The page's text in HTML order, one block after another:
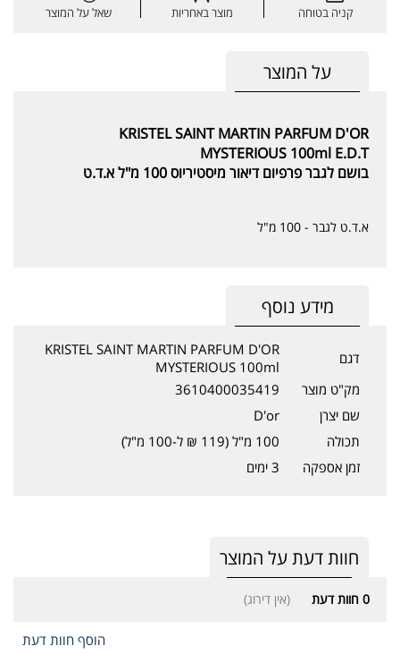
קניה בטוחה מוצר באחריות שאל על המוצר
על המוצר
KRISTEL SAINT MARTIN PARFUM D'OR
MYSTERIOUS 100ml E.D.T
בושם לגבר פרפיום דיאור מיסטיריוס 100 מ"ל א.ד.ט
א.ד.ט לגבר - 100 מ"ל
מידע נוסף
דגם
KRISTEL SAINT MARTIN PARFUM D'OR
MYSTERIOUS 100ml
מק"ט מוצר
3610400035419
שם יצרן
D'or
תכולה
100 מ"ל (119 ₪ ל-100 מ"ל)
זמן אספקה
3 ימים
חוות דעת על המוצר
0 חוות דעת (אין דירוג)
הוסף חוות דעת